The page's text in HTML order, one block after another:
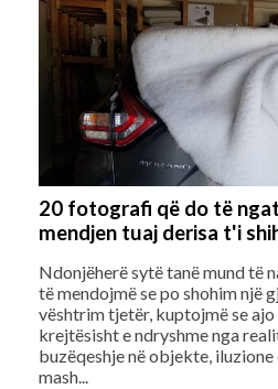
20 fotografi që do të
mendjen tuaj derisa t'i
Ndonjëherë sytë tanë mund të
të mendojmë se po shohim një
vështrim tjetër, kuptojmë se ajo
krejtësisht e ndryshme nga
buzëqeshje në objekte,
mash...